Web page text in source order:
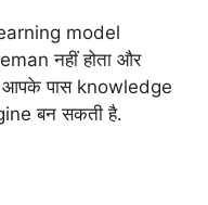
model
नहीं होता और
आपके पास knowledge
बन सकती है.